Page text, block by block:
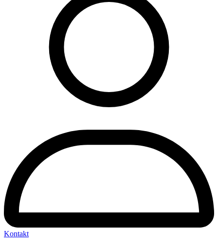
Kontakt